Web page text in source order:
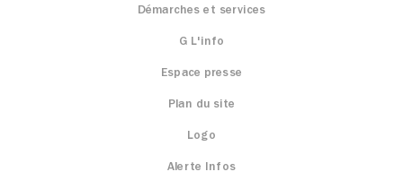
Démarches et services
G L'info
Espace presse
Plan du site
Logo
Alerte Infos